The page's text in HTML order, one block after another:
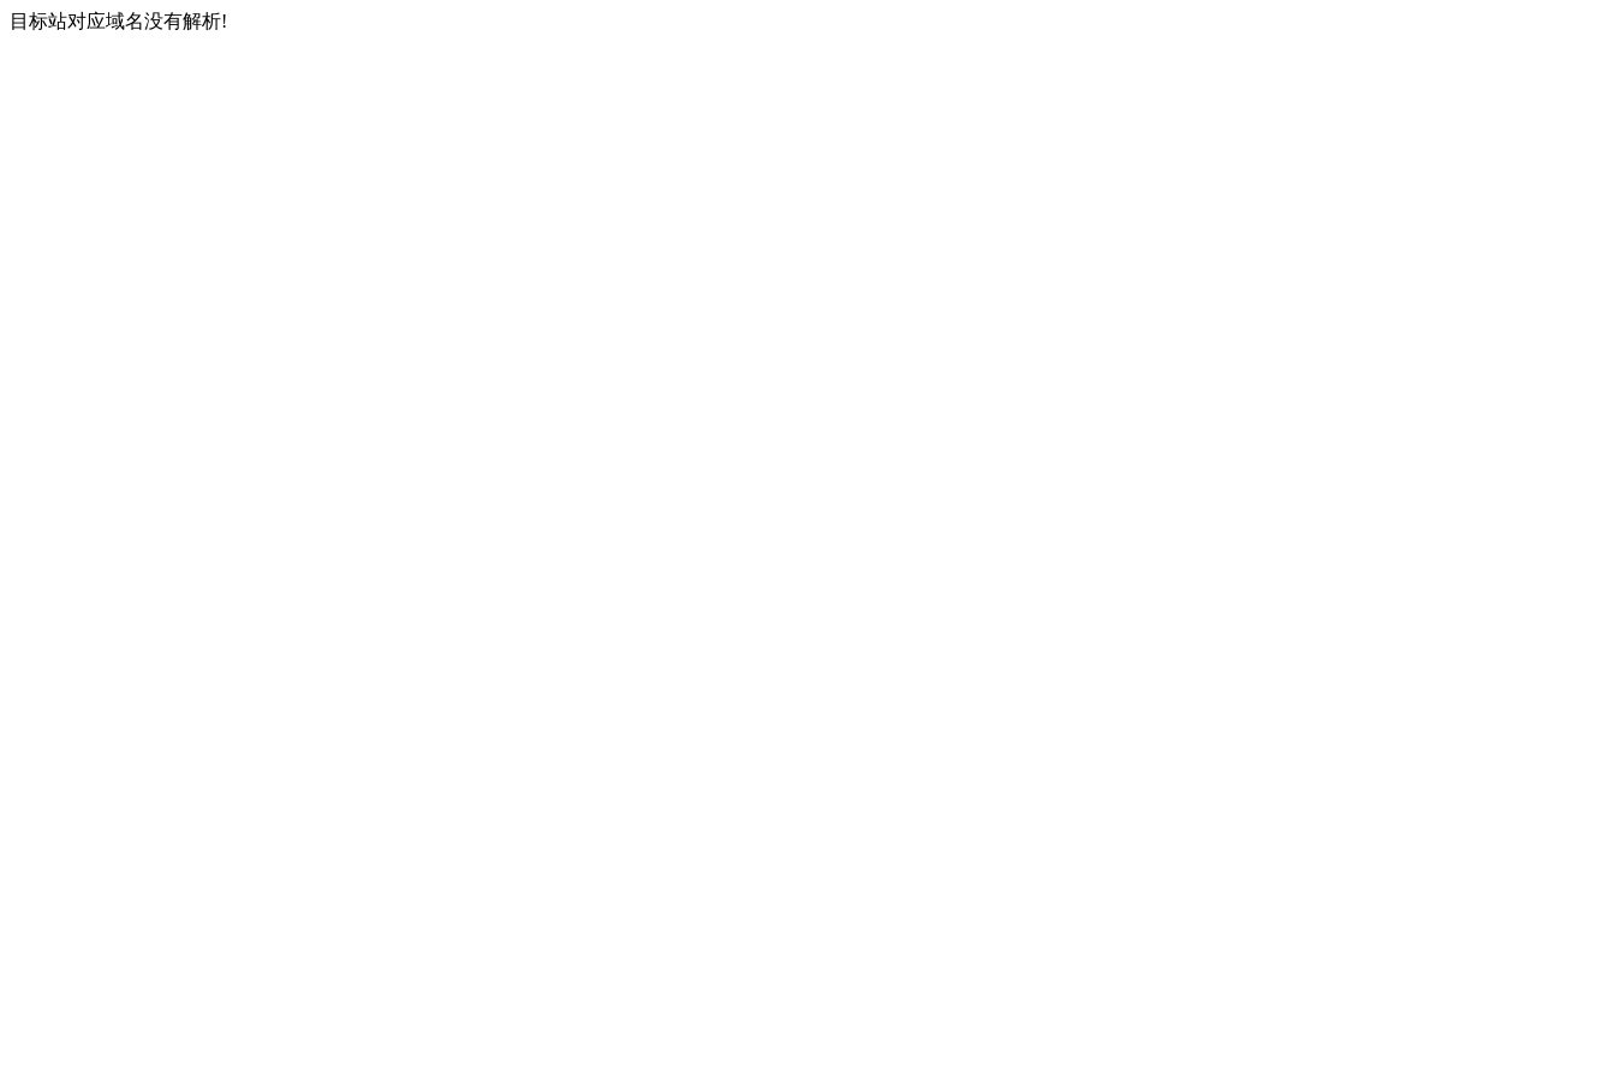
目标站对应域名没有解析!